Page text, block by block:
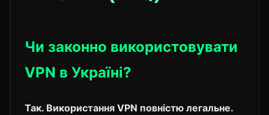
Чи законно використовувати
VPN в Україні?
Так. Використання VPN повністю легальне.